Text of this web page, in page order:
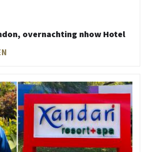
overnachting nhow Hotel